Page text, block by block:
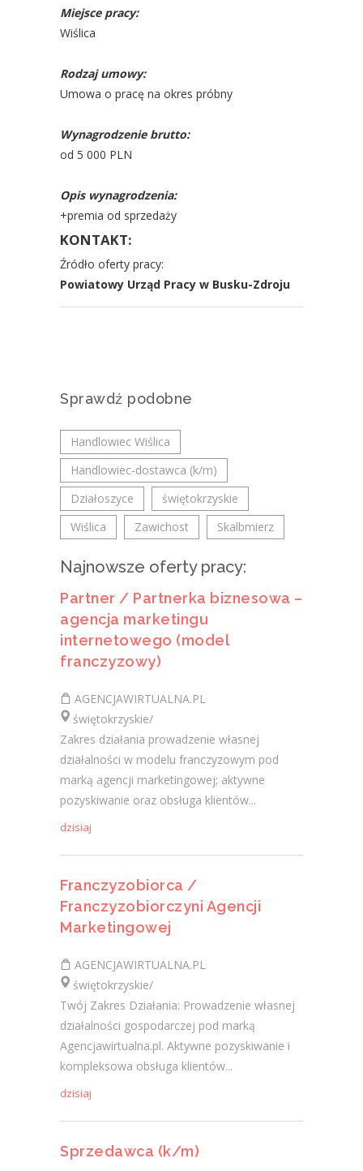
Miejsce pracy:
Wiślica
Rodzaj umowy:
Umowa o pracę na okres próbny
Wynagrodzenie brutto:
od 5 000 PLN
Opis wynagrodzenia:
+premia od sprzedaży
KONTAKT:
Źródło oferty pracy:
Powiatowy Urząd Pracy w Busku-Zdroju
Sprawdź podobne
Handlowiec Wiślica
Handlowiec-dostawca (k/m)
Działoszyce
świętokrzyskie
Wiślica
Zawichost Skalbmierz
Najnowsze oferty pracy:
Partner / Partnerka biznesowa –
agencja marketingu
internetowego (model
franczyzowy)
AGENCJAWIRTUALNA.PL
świętokrzyskie/
Zakres działania prowadzenie własnej
działalności w modelu franczyzowym pod
marką agencji marketingowej; aktywne
pozyskiwanie oraz obsługa klientów...
dzisiaj
Franczyzobiorca /
Franczyzobiorczyni Agencji
Marketingowej
AGENCJAWIRTUALNA.PL
świętokrzyskie/
Twój Zakres Działania: Prowadzenie własnej
działalności gospodarczej pod marką
Agencjawirtualna.pl. Aktywne pozyskiwanie i
kompleksowa obsługa klientów...
dzisiaj
Sprzedawca (k/m)